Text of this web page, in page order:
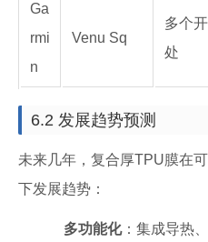
Ga
rmi
n
Venu Sq
多个
处
6.2 发展趋势预测
未来几年，复合厚TPU膜在
下发展趋势：
多功能化：集成导热